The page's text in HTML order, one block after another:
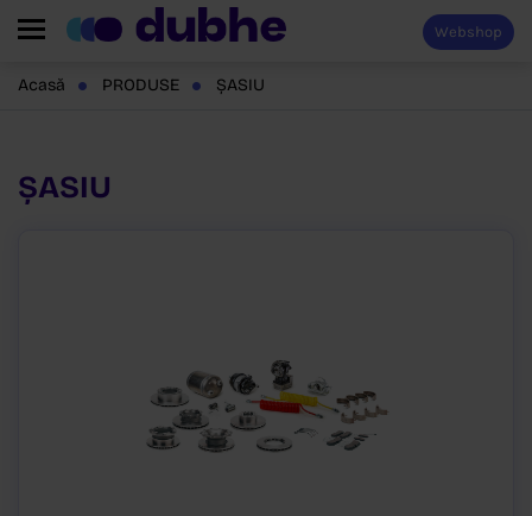
Webshop
Acasă PRODUSE ȘASIU
ȘASIU